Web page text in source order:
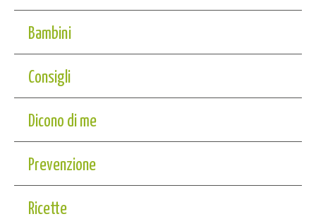
Bambini
Consigli
Dicono di me
Prevenzione
Ricette